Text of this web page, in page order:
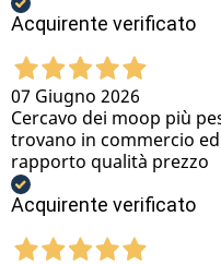
Acquirente verificato
07 Giugno 2026
Cercavo dei moop più
trovano in commercio
rapporto qualità prezzo
Acquirente verificato